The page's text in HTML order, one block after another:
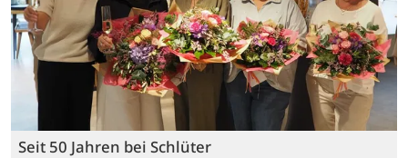
Seit 50 Jahren bei Schlüter